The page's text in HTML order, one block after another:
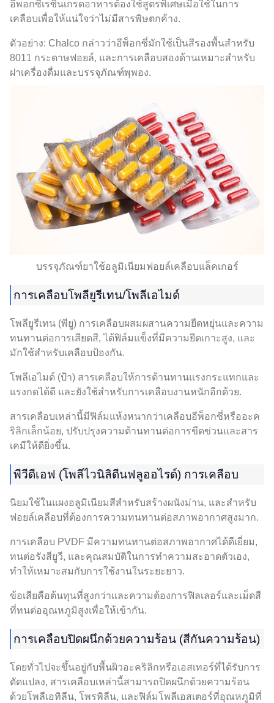
อีพอกซีเรซินเกรดอาหารต้องใช้สูตรพิเศษเมื่อใช้ในการ
เคลือบเพื่อให้แน่ใจว่าไม่มีสารพิษตกค้าง.
ตัวอย่าง: Chalco กล่าวว่าอีพ็อกซี่มักใช้เป็นสีรองพื้นสำหรับ
8011 กระดาษฟอยล์, และการเคลือบสองด้านเหมาะสำหรับ
ฝาเครื่องดื่มและบรรจุภัณฑ์พุพอง.
บรรจุภัณฑ์ยาใช้อลูมิเนียมฟอยล์เคลือบแล็คเกอร์
การเคลือบโพลียูรีเทน/โพลีเอไมด์
โพลียูรีเทน (พียู) การเคลือบผสมผสานความยืดหยุ่นและความ
ทนทานต่อการเสียดสี, ได้ฟิล์มแข็งที่มีความยึดเกาะสูง, และ
มักใช้สำหรับเคลือบป้องกัน.
โพลีเอไมด์ (ป้า) สารเคลือบให้การต้านทานแรงกระแทกและ
แรงกดได้ดี และยังใช้สำหรับการเคลือบงานหนักอีกด้วย.
สารเคลือบเหล่านี้มีฟิล์มแห้งหนากว่าเคลือบอีพ็อกซี่หรืออะค
ริลิกเล็กน้อย, ปรับปรุงความต้านทานต่อการขีดข่วนและสาร
เคมีให้ดียิ่งขึ้น.
พีวีดีเอฟ (โพลีไวนิลิดีนฟลูออไรด์) การเคลือบ
นิยมใช้ในแผงอลูมิเนียมสีสำหรับสร้างผนังม่าน, และสำหรับ
ฟอยล์เคลือบที่ต้องการความทนทานต่อสภาพอากาศสูงมาก.
การเคลือบ PVDF มีความทนทานต่อสภาพอากาศได้ดีเยี่ยม,
ทนต่อรังสียูวี, และคุณสมบัติในการทำความสะอาดตัวเอง,
ทำให้เหมาะสมกับการใช้งานในระยะยาว.
ข้อเสียคือต้นทุนที่สูงกว่าและความต้องการฟิลเลอร์และเม็ดสี
ที่ทนต่ออุณหภูมิสูงเพื่อให้เข้ากัน.
การเคลือบปิดผนึกด้วยความร้อน (สีกันความร้อน)
โดยทั่วไปจะขึ้นอยู่กับพื้นผิวอะคริลิกหรือเอสเทอร์ที่ได้รับการ
ดัดแปลง, สารเคลือบเหล่านี้สามารถปิดผนึกด้วยความร้อน
ด้วยโพลีเอทิลีน, โพรพิลีน, และฟิล์มโพลีเอสเตอร์ที่อุณหภูมิที่